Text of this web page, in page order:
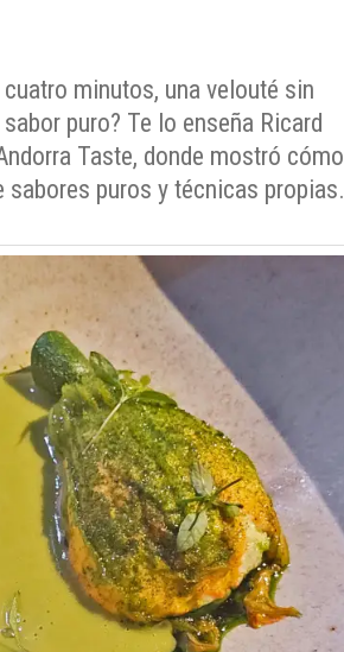
minutos, una velouté sin
puro? Te lo enseña Ricard
Taste, donde mostró cómo
puros y técnicas propias.